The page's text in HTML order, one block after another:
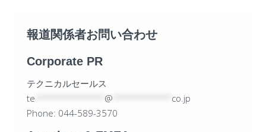
報道関係者お問い合わせ
Corporate PR
テクニカルセールス
te
@
co.jp
Phone: 044-589-3570